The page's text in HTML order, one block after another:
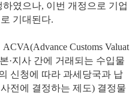
였으나, 이번 개정으로 기업
기대된다.
Customs Valuat
·지사 간에 거래되는 수입물
신청에 따라 과세당국과 납
전에 결정하는 제도) 결정물